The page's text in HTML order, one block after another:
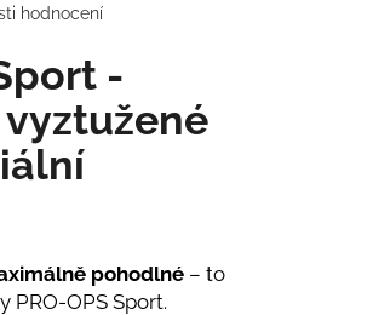
hodnocení
-
pohodlné – to
PRO-OPS Sport.